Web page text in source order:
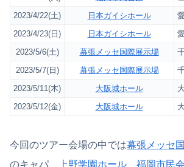
2023/4/22(土)
日本ガイシホール
2023/4/23(日)
日本ガイシホール
2023/5/6(土)
幕張メッセ国際展示場
2023/5/7(日)
幕張メッセ国際展示場
2023/5/11(木)
大阪城ホール
2023/5/12(金)
大阪城ホール
今回のツアー会場の中では幕張メッセ
のキャパ、
上野学園ホール 福岡市民